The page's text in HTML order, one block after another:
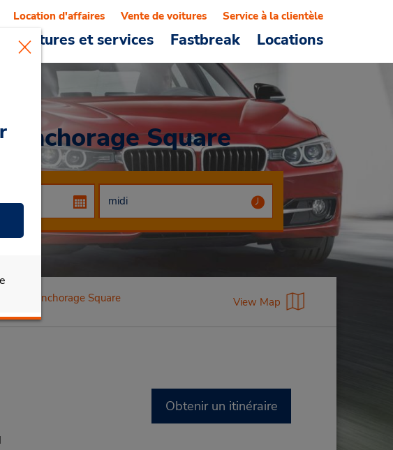
Voitures et services Fastbreak Locations
Location d'affaires Vente de voitures Service à la clientèle
Square
Anchorage Square View Map
Obtenir un itinéraire